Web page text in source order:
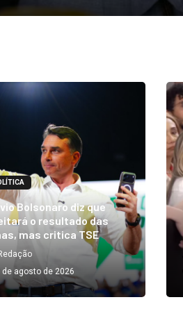
Bolsonaro diz que
o resultado das
mas critica TSE
de agosto de 2026